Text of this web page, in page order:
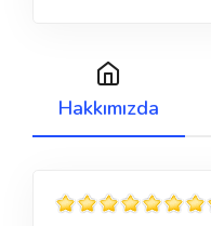
Hakkımızda